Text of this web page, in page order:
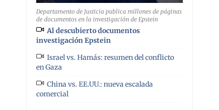
Departamento de Justicia publica millones de páginas
de documentos en la investigación de Epstein
Al descubierto documentos
investigación Epstein
Israel vs. Hamás: resumen del conflicto
en Gaza
China vs. EE.UU.: nueva escalada
comercial